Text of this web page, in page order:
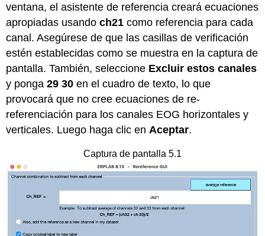
ventana, el asistente de referencia creará ecuaciones
apropiadas usandoch21 como referencia para cada
canal. Asegúrese de que las casillas de verificación
estén establecidas como se muestra en la captura de
pantalla. También, seleccione Excluir estos canales
y ponga29 30 en el cuadro de texto, lo que
provocará que no cree ecuaciones de re-
referenciación para los canales EOG horizontales y
verticales. Luego haga clic en Aceptar.
Captura de pantalla 5.1